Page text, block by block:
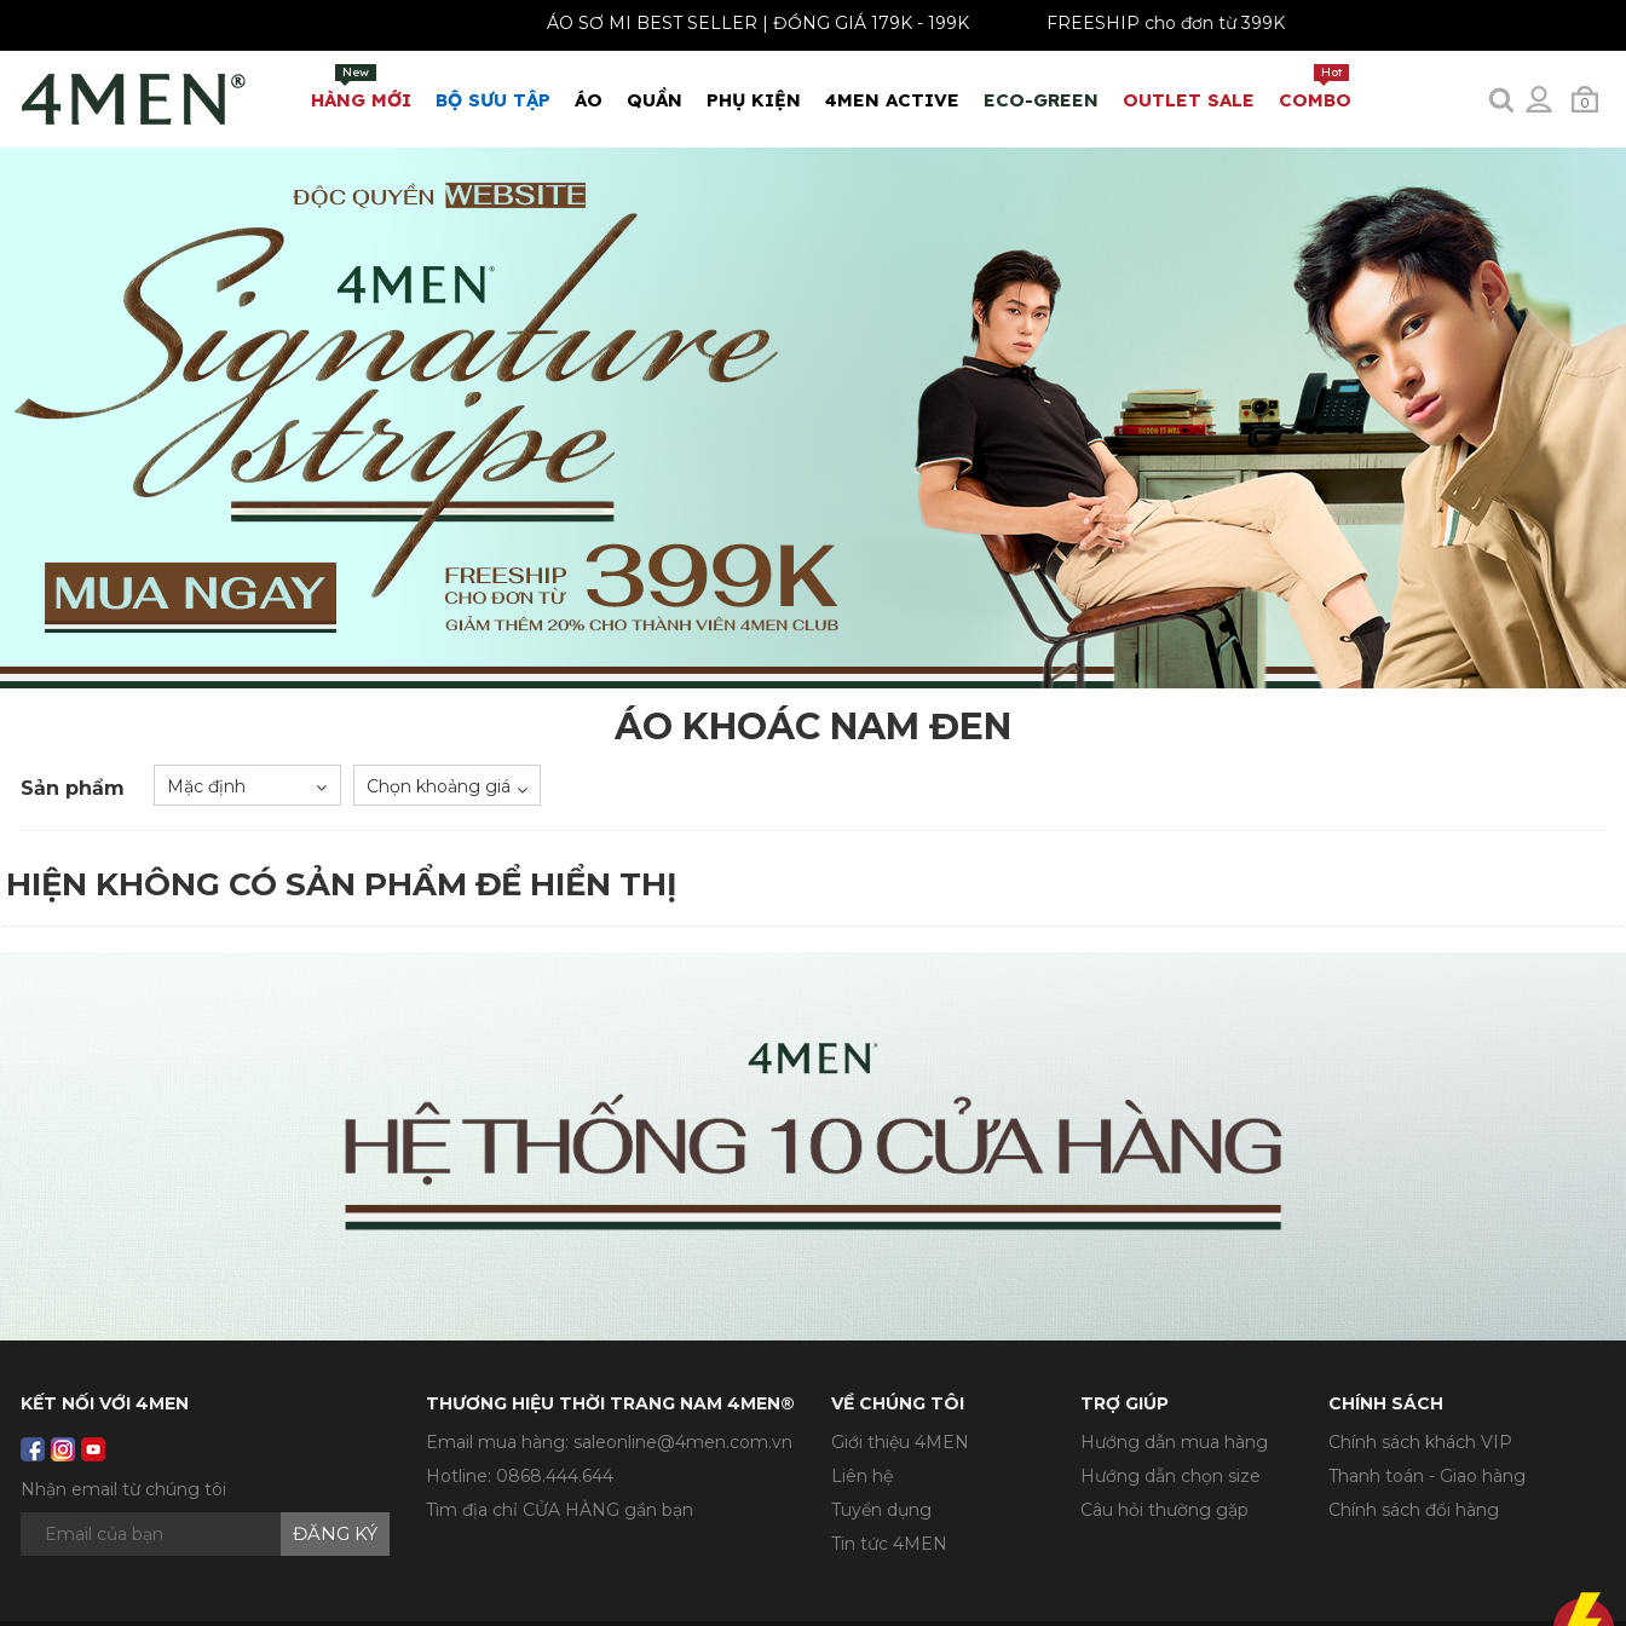
ÁO SƠ MI BEST SELLER | ĐỒNG GIÁ 179K - 199K FREESHIP cho đơn từ 399K
0
HÀNG MỚI
New
BỘ SƯU TẬP ÁO QUẦN PHỤ KIỆN 4MEN ACTIVE ECO-GREEN OUTLET SALE COMBO
Hot
ÁO KHOÁC NAM ĐEN
Sản phẩm Mặc định Chọn khoảng giá
HIỆN KHÔNG CÓ SẢN PHẨM ĐỂ HIỂN THỊ
KẾT NỐI VỚI 4MEN
Nhận email từ chúng tôi
ĐĂNG KÝ
THƯƠNG HIỆU THỜI TRANG NAM 4MEN®
Email mua hàng: saleonline@4men.com.vn
Hotline: 0868.444.644
Tìm địa chỉ CỬA HÀNG gần bạn
VỀ CHÚNG TÔI
Giới thiệu 4MEN
Liên hệ
Tuyển dụng
Tin tức 4MEN
TRỢ GIÚP
Hướng dẫn mua hàng
Hướng dẫn chọn size
Câu hỏi thường gặp
CHÍNH SÁCH
Chính sách khách VIP
Thanh toán - Giao hàng
Chính sách đổi hàng